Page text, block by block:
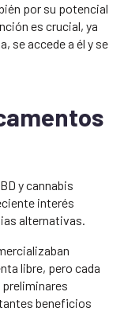
por su potencial
es crucial, ya
se accede a él y se
y cannabis
interés
alternativas.
libre, pero cada
beneficios